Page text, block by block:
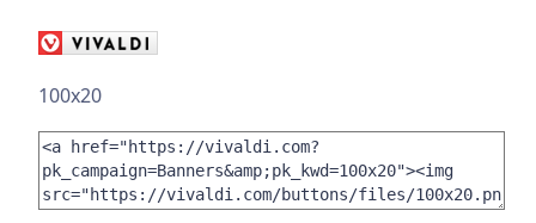
100x20